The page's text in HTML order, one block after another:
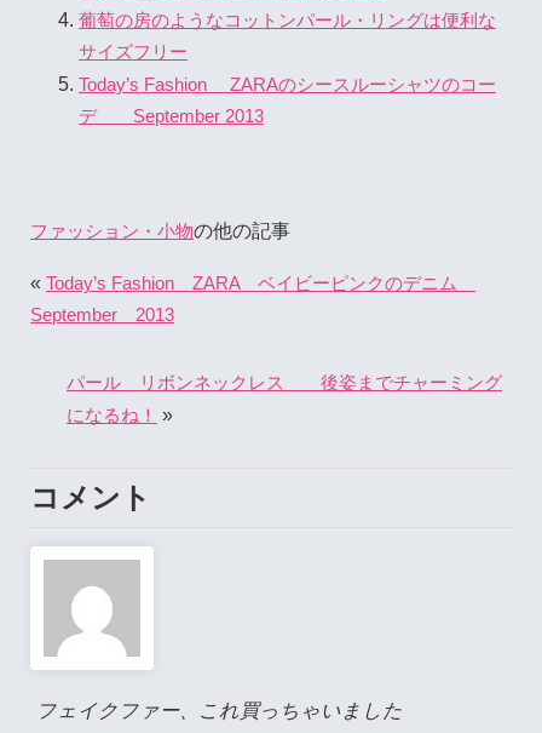
葡萄の房のようなコットンパール・リングは便利な
サイズフリー
Today’s Fashion ZARAのシースルーシャツのコー
デ September 2013
ファッション・小物の他の記事
« Today’s Fashion ZARA ベイビーピンクのデニム
September 2013
パール リボンネックレス 後姿までチャーミング
になるね！ »
コメント
フェイクファー、これ買っちゃいました